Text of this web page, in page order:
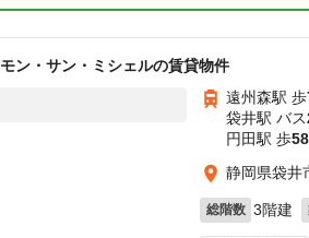
モン・サン・ミシェルの賃貸物件
遠州森駅 歩
袋井駅 バス
円田駅 歩58
静岡県袋井
総階数 3階建